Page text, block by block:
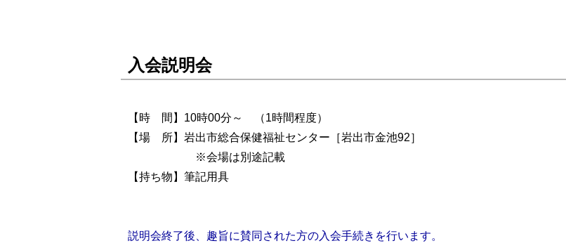
入会説明会
【時 間】10時00分～ （1時間程度）
【場 所】岩出市総合保健福祉センター［岩出市金池92］
※会場は別途記載
【持ち物】筆記用具
説明会終了後、趣旨に賛同された方の入会手続きを行います。